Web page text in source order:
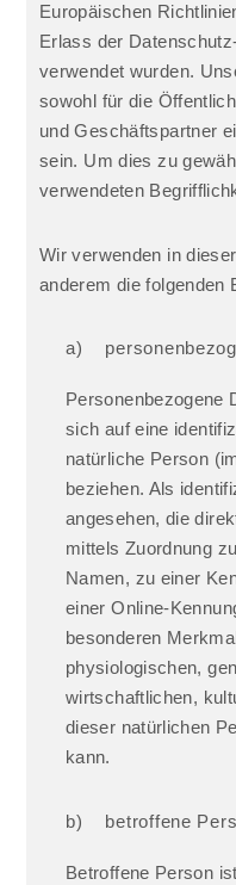
Europäischen
Erlass der
verwendet wurden.
sowohl für die
und Geschäftspartner
sein. Um dies zu
verwendeten
Wir verwenden in
anderem die folgenden
a)
Personenbezogene
sich auf eine
natürliche Person
beziehen. Als
angesehen, die
mittels Zuordnung
Namen, zu einer
einer Online-
besonderen
physiologischen,
wirtschaftlichen,
dieser natürlichen
kann.
b) betroffene
Betroffene Person